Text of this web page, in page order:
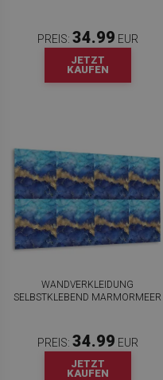
PREIS: 34.99 EUR
JETZT
KAUFEN
WANDVERKLEIDUNG
SELBSTKLEBEND MARMORMEER
PREIS: 34.99 EUR
JETZT
KAUFEN